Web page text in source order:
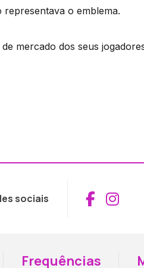
o emblema.
mercado dos seus
sociais
Frequências